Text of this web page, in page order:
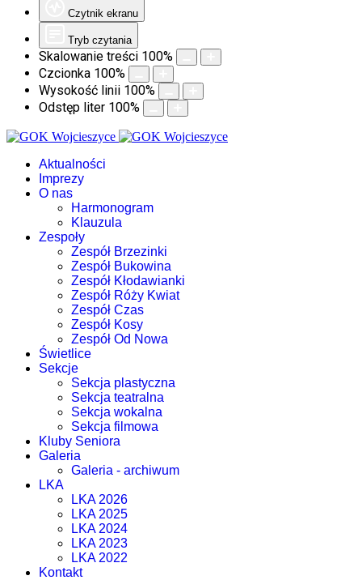
Czytnik ekranu
Tryb czytania
Skalowanie treści 100%
Czcionka 100%
Wysokość linii 100%
Odstęp liter 100%
Aktualności
Imprezy
O nas
Harmonogram
Klauzula
Zespoły
Zespół Brzezinki
Zespół Bukowina
Zespół Kłodawianki
Zespół Róży Kwiat
Zespół Czas
Zespół Kosy
Zespół Od Nowa
Świetlice
Sekcje
Sekcja plastyczna
Sekcja teatralna
Sekcja wokalna
Sekcja filmowa
Kluby Seniora
Galeria
Galeria - archiwum
LKA
LKA 2026
LKA 2025
LKA 2024
LKA 2023
LKA 2022
Kontakt